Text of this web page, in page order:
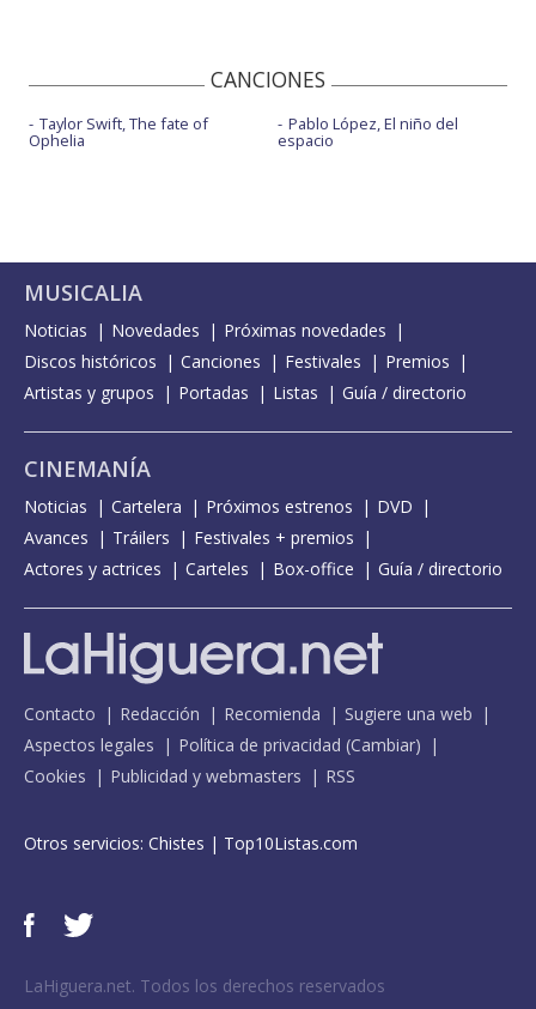
CANCIONES
Taylor Swift, The fate of
Ophelia
Pablo López, El niño del
espacio
MUSICALIA
Noticias Novedades
Próximas novedades
Discos históricos
Canciones Festivales
Premios
Artistas y grupos
Portadas Listas Guía / directorio
CINEMANÍA
Noticias Cartelera Próximos estrenos
DVD
Avances
Tráilers
Festivales + premios
Actores y actrices
Carteles Box-office Guía / directorio
Contacto Redacción Recomienda
Sugiere una web
Aspectos legales
Política de privacidad (Cambiar)
Cookies
Publicidad y webmasters RSS
Otros servicios: Chistes | Top10Listas.com
LaHiguera.net. Todos los derechos reservados